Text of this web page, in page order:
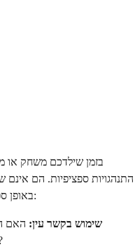
בזמן שילדכם משחק או
התנהגויות ספציפיות. הם
באופן ספציפי? הם בוחנים:
שימוש בקשר עין: האם
תשומת לב או